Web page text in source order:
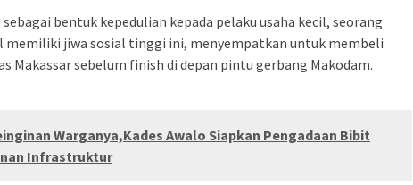
bentuk kepedulian kepada pelaku usaha kecil, seorang
memiliki jiwa sosial tinggi ini, menyempatkan untuk membeli
Makassar sebelum finish di depan pintu gerbang Makodam.
Warganya,Kades Awalo Siapkan Pengadaan Bibit
Infrastruktur